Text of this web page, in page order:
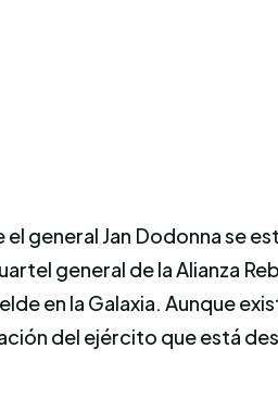
general Jan Dodonna se
general de la Alianza
en la Galaxia. Aunque
del ejército que está